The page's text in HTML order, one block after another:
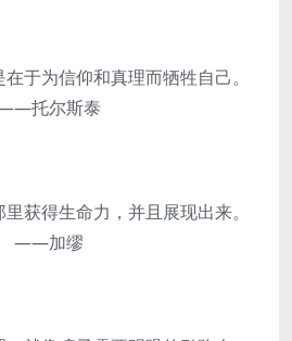
为信仰和真理而牺牲自己。
托尔斯泰
得生命力，并且展现出来。
——加缪